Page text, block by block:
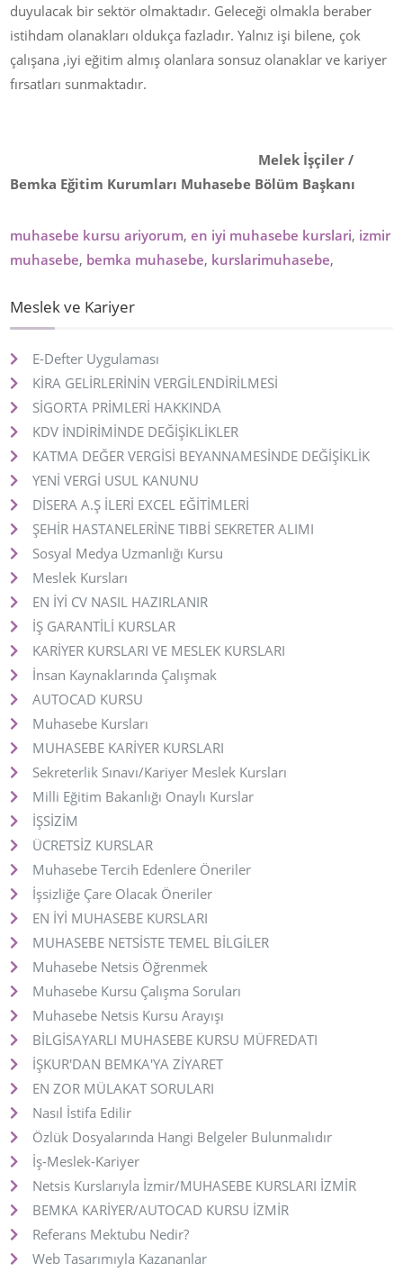
duyulacak bir sektör olmaktadır. Geleceği olmakla beraber
istihdam olanakları oldukça fazladır. Yalnız işi bilene, çok
çalışana ,iyi eğitim almış olanlara sonsuz olanaklar ve kariyer
fırsatları sunmaktadır.
Melek İşçiler /
Bemka Eğitim Kurumları Muhasebe Bölüm Başkanı
muhasebe kursu ariyorum,en iyi muhasebe kurslari, izmir
muhasebe, bemka muhasebe, kurslarimuhasebe,
Meslek ve Kariyer
E-Defter Uygulaması
KİRA GELİRLERİNİN VERGİLENDİRİLMESİ
SİGORTA PRİMLERİ HAKKINDA
KDV İNDİRİMİNDE DEĞİŞİKLİKLER
KATMA DEĞER VERGİSİ BEYANNAMESİNDE DEĞİŞİKLİK
YENİ VERGİ USUL KANUNU
DİSERA A.Ş İLERİ EXCEL EĞİTİMLERİ
ŞEHİR HASTANELERİNE TIBBİ SEKRETER ALIMI
Sosyal Medya Uzmanlığı Kursu
Meslek Kursları
EN İYİ CV NASIL HAZIRLANIR
İŞ GARANTİLİ KURSLAR
KARİYER KURSLARI VE MESLEK KURSLARI
İnsan Kaynaklarında Çalışmak
AUTOCAD KURSU
Muhasebe Kursları
MUHASEBE KARİYER KURSLARI
Sekreterlik Sınavı/Kariyer Meslek Kursları
Milli Eğitim Bakanlığı Onaylı Kurslar
İŞSİZİM
ÜCRETSİZ KURSLAR
Muhasebe Tercih Edenlere Öneriler
İşsizliğe Çare Olacak Öneriler
EN İYİ MUHASEBE KURSLARI
MUHASEBE NETSİSTE TEMEL BİLGİLER
Muhasebe Netsis Öğrenmek
Muhasebe Kursu Çalışma Soruları
Muhasebe Netsis Kursu Arayışı
BİLGİSAYARLI MUHASEBE KURSU MÜFREDATI
İŞKUR'DAN BEMKA'YA ZİYARET
EN ZOR MÜLAKAT SORULARI
Nasıl İstifa Edilir
Özlük Dosyalarında Hangi Belgeler Bulunmalıdır
İş-Meslek-Kariyer
Netsis Kurslarıyla İzmir/MUHASEBE KURSLARI İZMİR
BEMKA KARİYER/AUTOCAD KURSU İZMİR
Referans Mektubu Nedir?
Web Tasarımıyla Kazananlar